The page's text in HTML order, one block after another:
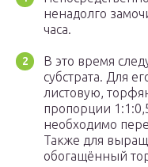
ненадолго
часа.
В это время
субстрата. Для
листовую,
пропорции
необходимо
Также для
обогащённый